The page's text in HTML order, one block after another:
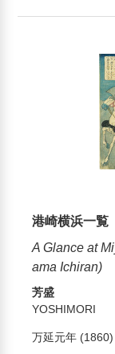
港崎横浜一覧
A Glance at
ama Ichiran)
芳盛
YOSHIMORI
万延元年 (1860)